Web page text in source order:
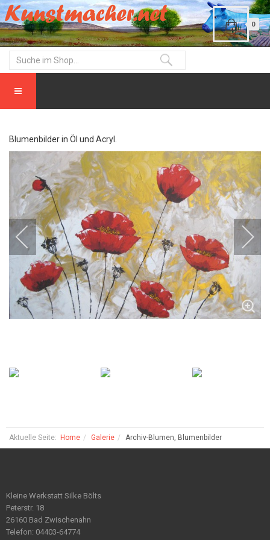
0
Blumenbilder in Öl und Acryl.
Aktuelle Seite: Home Galerie Archiv-Blumen, Blumenbilder
Kleine Werkstatt Silke Bölts
Peterstr. 18
26160 Bad Zwischenahn
Telefon: 04403-64774